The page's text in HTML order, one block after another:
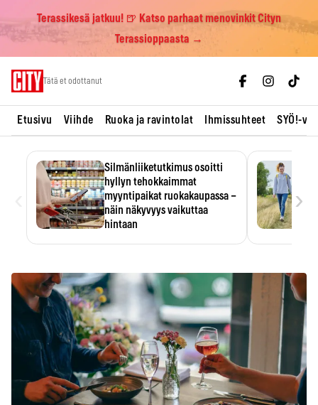
Terassikesä jatkuu! 🍺 Katso parhaat menovinkit Cityn
Terassioppaasta →
Tätä et odottanut
Etusivu Viihde Ruoka ja ravintolat Ihmissuhteet SYÖ!-
Silmänliiketutkimus osoitti
hyllyn tehokkaimmat
myyntipaikat ruokakaupassa –
näin näkyvyys vaikuttaa
hintaan
›